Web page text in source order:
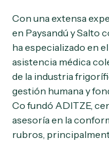
Con una extensa
en Paysandú y Salto
ha especializado en
asistencia médica
de la industria
gestión humana y
Co fundó ADITZE,
asesoría en la
rubros,